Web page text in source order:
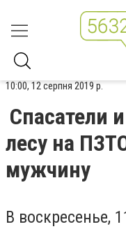
10:00, 12 серпня 2019 р.
Спасатели
лесу на
мужчину
В воскресенье,